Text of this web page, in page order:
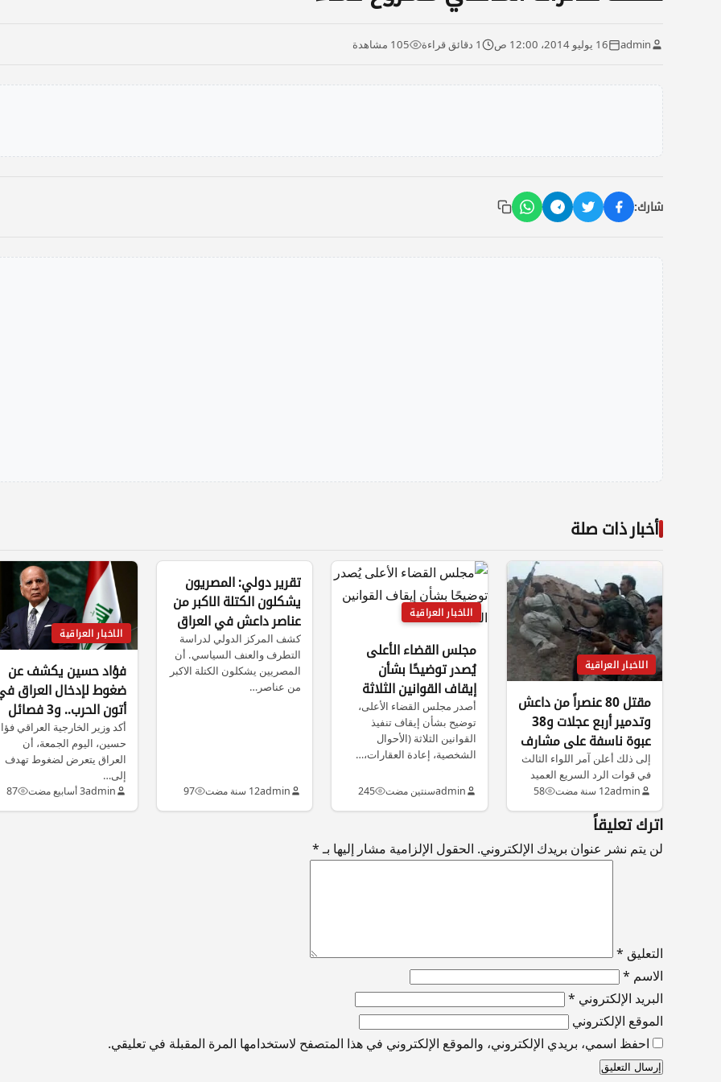
admin 16 يوليو 2014، 12:00 ص 1 دقائق قراءة 105 مشاهدة
شارك:
أخبار ذات صلة
الاخبار العراقية
مقتل 80 عنصراً من داعش
وتدمير أربع عجلات و38
عبوة ناسفة على مشارف
بيجي
إلى ذلك أعلن آمر اللواء الثالث
في قوات الرد السريع العميد
إياد اللهيبي، الجمعة،…
admin12 سنة مضت 58
الاخبار العراقية
مجلس القضاء الأعلى
يُصدر توضيحًا بشأن
إيقاف القوانين الثلاثة
أصدر مجلس القضاء الأعلى،
توضيح بشأن إيقاف تنفيذ
القوانين الثلاثة (الأحوال
الشخصية، إعادة العقارات،…
adminسنتين مضت 245
تقرير دولي: المصريون
يشكلون الكتلة الاكبر من
عناصر داعش في العراق
وسوريا
كشف المركز الدولي لدراسة
التطرف والعنف السياسي. أن
المصريين يشكلون الكتلة الاكبر
من عناصر…
admin12 سنة مضت 97
الاخبار العراقية
فؤاد حسين يكشف عن
ضغوط لإدخال العراق
أتون الحرب.. و3 فصائل
بدأت نزع سلاحها
أكد وزير الخارجية العراقي
حسين، اليوم الجمعة، أن
العراق يتعرض لضغوط تهدف
إلى…
admin3 أسابيع مضت 87
اترك تعليقاً
لن يتم نشر عنوان بريدك الإلكتروني. الحقول الإلزامية مشار إليها بـ*
التعليق *
الاسم *
البريد الإلكتروني *
الموقع الإلكتروني
احفظ اسمي، بريدي الإلكتروني، والموقع الإلكتروني في هذا المتصفح لاستخدامها المرة المقبلة في تعليقي.